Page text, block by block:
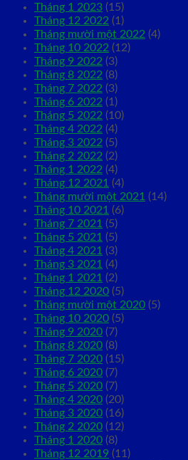
Tháng 1 2023 (15)
Tháng 12 2022 (1)
Tháng mười một 2022 (4)
Tháng 10 2022 (12)
Tháng 9 2022 (3)
Tháng 8 2022 (8)
Tháng 7 2022 (3)
Tháng 6 2022 (1)
Tháng 5 2022 (10)
Tháng 4 2022 (4)
Tháng 3 2022 (5)
Tháng 2 2022 (2)
Tháng 1 2022 (4)
Tháng 12 2021 (4)
Tháng mười một 2021 (14)
Tháng 10 2021 (6)
Tháng 7 2021 (5)
Tháng 5 2021 (5)
Tháng 4 2021 (3)
Tháng 3 2021 (4)
Tháng 1 2021 (2)
Tháng 12 2020 (5)
Tháng mười một 2020 (5)
Tháng 10 2020 (5)
Tháng 9 2020 (7)
Tháng 8 2020 (8)
Tháng 7 2020 (15)
Tháng 6 2020 (7)
Tháng 5 2020 (7)
Tháng 4 2020 (20)
Tháng 3 2020 (16)
Tháng 2 2020 (12)
Tháng 1 2020 (8)
Tháng 12 2019 (11)